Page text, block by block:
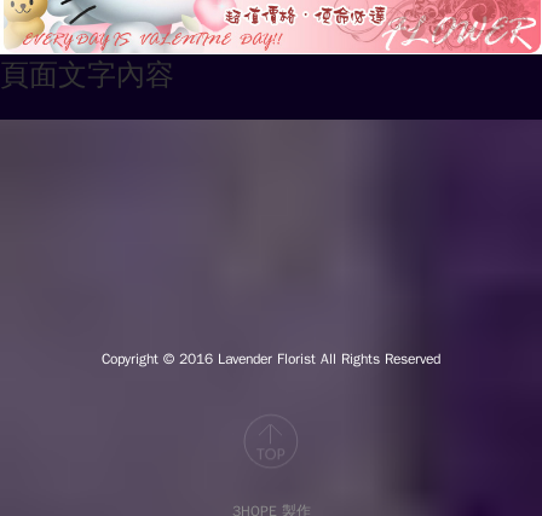
頁面文字內容
Copyright © 2016 Lavender Florist All Rights Reserved
3HOPE 製作